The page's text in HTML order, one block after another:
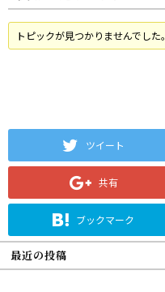
トピックが見つかりませんでした。
ツイート
共有
ブックマーク
最近の投稿